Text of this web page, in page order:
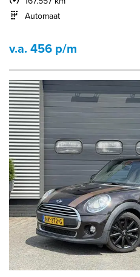
Automaat
v.a. 456 p/m